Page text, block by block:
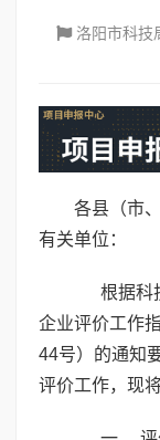
洛阳市科技
各县（市
有关单位：
根据科
企业评价工作
44号）的通知
评价工作，现